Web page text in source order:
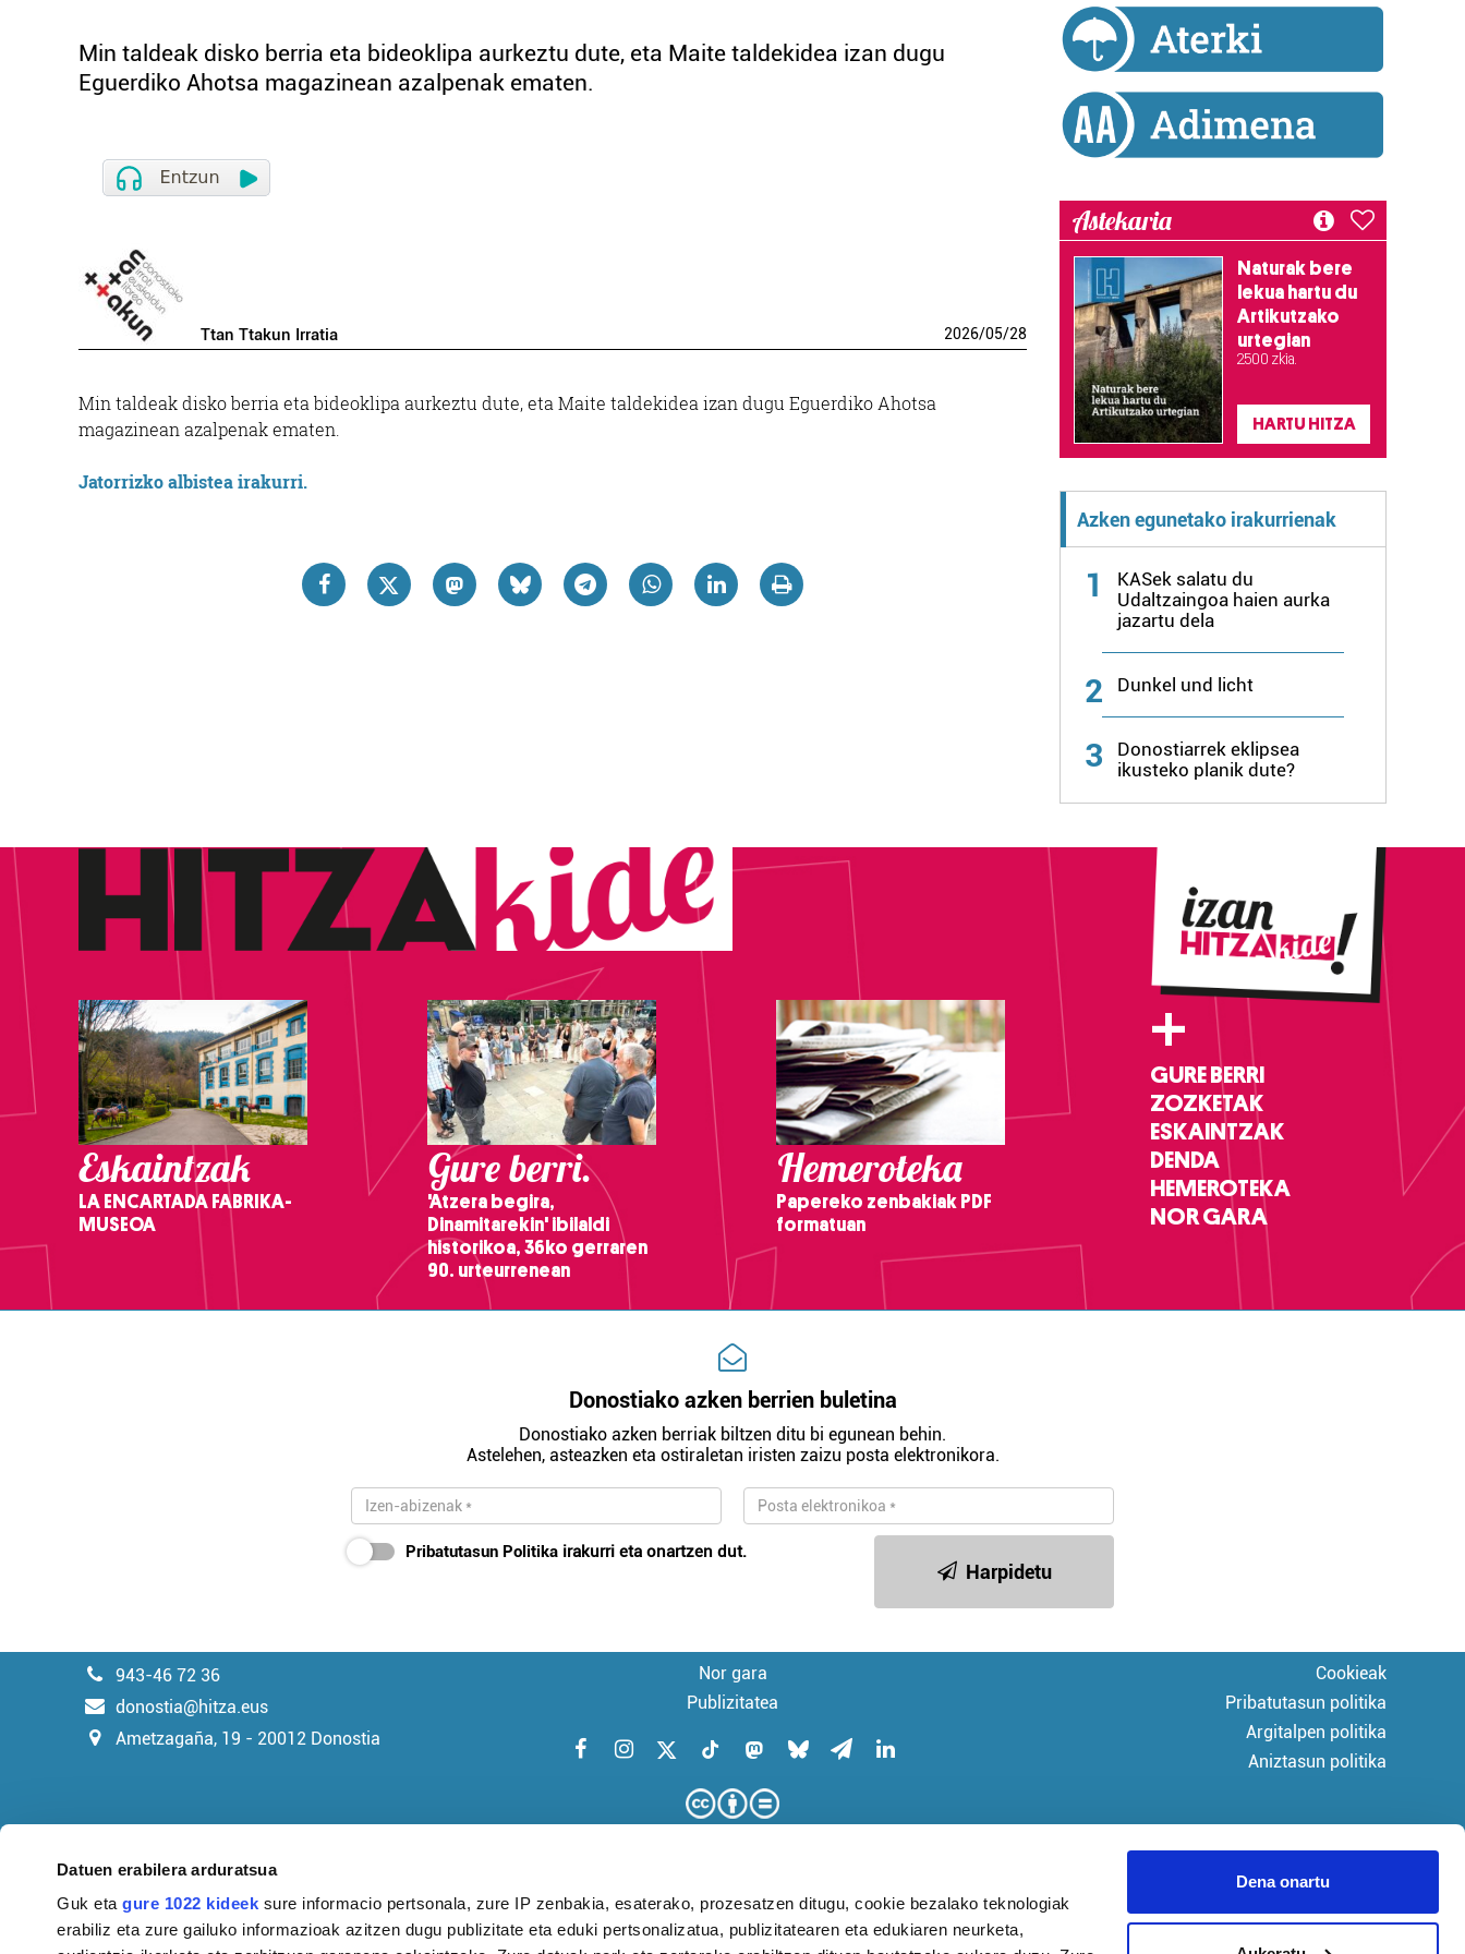
Datuen erabilera arduratsua
Guk etagure 1022 kideek sure informacio pertsonala, zure IP zenbakia, esaterako, prozesatzen ditugu, cookie bezalako teknologiak
erabiliz eta zure gailuko informazioak azitzen dugu publizitate eta eduki pertsonalizatua, publizitatearen eta edukiaren neurketa,
Dena onartu
Min taldeak disko berria eta bideoklipa aurkeztu dute, eta Maite taldekidea izan dugu
Eguerdiko Ahotsa magazinean azalpenak ematen.
Ttan Ttakun Irratia 2026/05/28
Min taldeak disko berria eta bideoklipa aurkeztu dute, eta Maite taldekidea izan dugu Eguerdiko Ahotsa
magazinean azalpenak ematen.
Jatorrizko albistea irakurri.
Astekaria
Naturak bere
lekua hartu du
Artikutzako
urtegian
2.500 zkia.
HARTU HITZA
Azken egunetako irakurrienak
1
KASek salatu du
Udaltzaingoa haien aurka
jazartu dela
2 Dunkel und licht
3
Donostiarrek eklipsea
ikusteko planik dute?
Eskaintzak
LA ENCARTADA FABRIKA-
MUSEOA
Gure berri.
'Atzera begira,
Dinamitarekin' ibilaldi
historikoa, 36ko gerraren
90. urteurrenean
Hemeroteka
Papereko zenbakiak PDF
formatuan
+
GURE BERRI
ZOZKETAK
ESKAINTZAK
DENDA
HEMEROTEKA
NOR GARA
Donostiako azken berrien buletina
Donostiako azken berriak biltzen ditu bi egunean behin.
Astelehen, asteazken eta ostiraletan iristen zaizu posta elektronikora.
Pribatutasun Politika irakurri eta onartzen dut.
Harpidetu
943-46 72 36
donostia@hitza.eus
Ametzagaña, 19 - 20012 Donostia
Nor gara
Publizitatea
KUDEAKETA AURRERATUARI
Cookieak
Pribatutasun politika
Argitalpen politika
Aniztasun politika